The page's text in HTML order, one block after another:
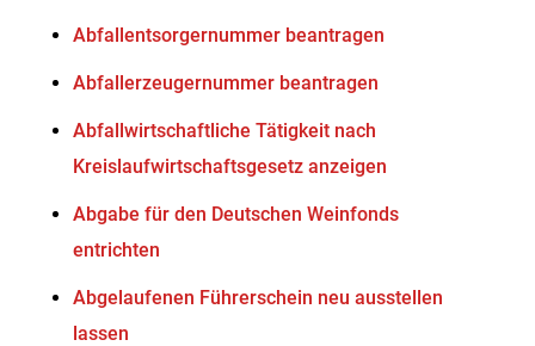
Abfallentsorgernummer beantragen
Abfallerzeugernummer beantragen
Abfallwirtschaftliche Tätigkeit nach
Kreislaufwirtschaftsgesetz anzeigen
Abgabe für den Deutschen Weinfonds
entrichten
Abgelaufenen Führerschein neu ausstellen
lassen